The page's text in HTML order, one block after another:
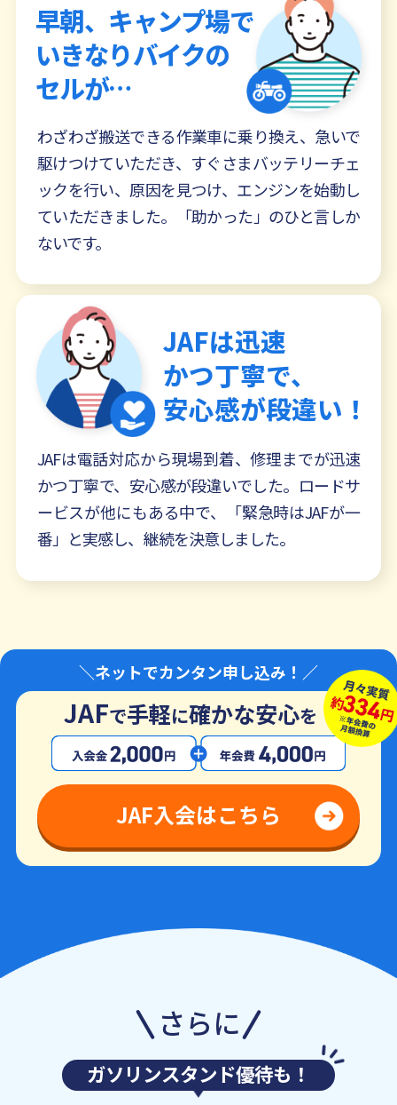
早朝、キャンプ場で
いきなりバイクの
セルが…
わざわざ搬送できる作業車に乗り換え、急いで
駆けつけていただき、すぐさまバッテリーチェ
ックを行い、原因を見つけ、エンジンを始動し
ていただきました。「助かった」のひと言しか
ないです。
JAFは迅速
かつ丁寧で、
安心感が段違い！
JAFは電話対応から現場到着、修理までが迅速
かつ丁寧で、安心感が段違いでした。ロードサ
ービスが他にもある中で、「緊急時はJAFが一
番」と実感し、継続を決意しました。
＼ネットでカンタン申し込み！／
JAFで手軽に確かな安心を
JAF入会はこちら
さらに
ガソリンスタンド優待も！